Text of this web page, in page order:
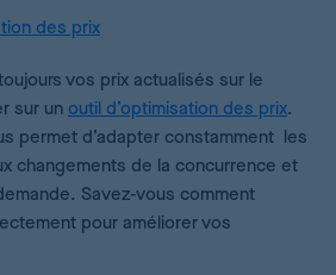
des prix
vos prix actualisés sur le
sur un outil d’optimisation des prix.
permet d’adapter constamment les
changements de la concurrence et
Savez-vous comment
pour améliorer vos